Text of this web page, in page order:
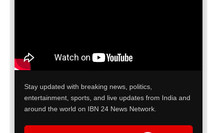
Stay updated with breaking news, politics,
entertainment, sports, and live updates from India and
around the world on IBN 24 News Network.